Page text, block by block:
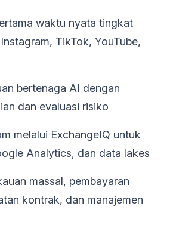
waktu nyata tingkat
TikTok, YouTube,
bertenaga AI dengan
dan evaluasi risiko
melalui ExchangeIQ untuk
Analytics, dan data lakes
massal, pembayaran
kontrak, dan manajemen